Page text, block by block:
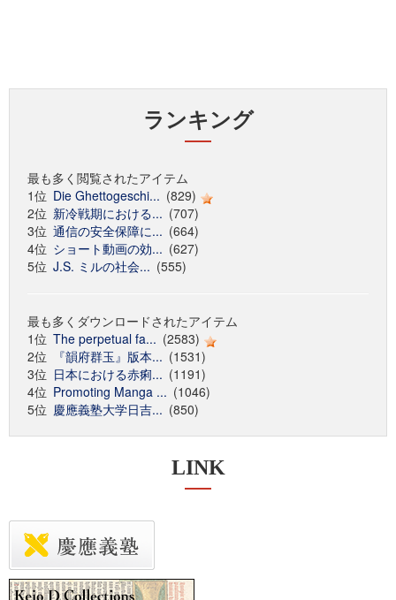
ランキング
最も多く閲覧されたアイテム
1位 Die Ghettogeschi... (829)
2位 新冷戦期における... (707)
3位 通信の安全保障に... (664)
4位 ショート動画の効... (627)
5位 J.S. ミルの社会... (555)
最も多くダウンロードされたアイテム
1位 The perpetual fa... (2583)
2位
『韻府群玉』版本... (1531)
3位 日本における赤痢... (1191)
4位 Promoting Manga ... (1046)
5位 慶應義塾大学日吉... (850)
LINK